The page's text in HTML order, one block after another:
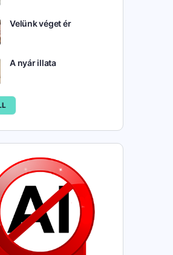
Velünk véget ér
A nyár illata